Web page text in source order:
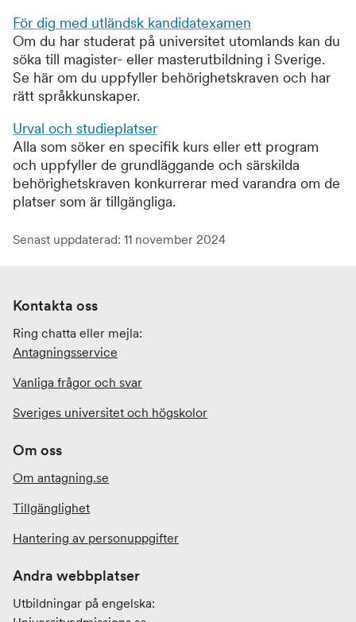
För dig med utländsk kandidatexamen
Om du har studerat på universitet utomlands kan du
söka till magister- eller masterutbildning i Sverige.
Se här om du uppfyller behörighetskraven och har
rätt språkkunskaper.
Urval och studieplatser
Alla som söker en specifik kurs eller ett program
och uppfyller de grundläggande och särskilda
behörighetskraven konkurrerar med varandra om de
platser som är tillgängliga.
Senast uppdaterad: 11 november 2024
Kontakta oss
Ring chatta eller mejla:
Antagningsservice
Vanliga frågor och svar
Sveriges universitet och högskolor
Om oss
Om antagning.se
Tillgänglighet
Hantering av personuppgifter
Andra webbplatser
Utbildningar på engelska: